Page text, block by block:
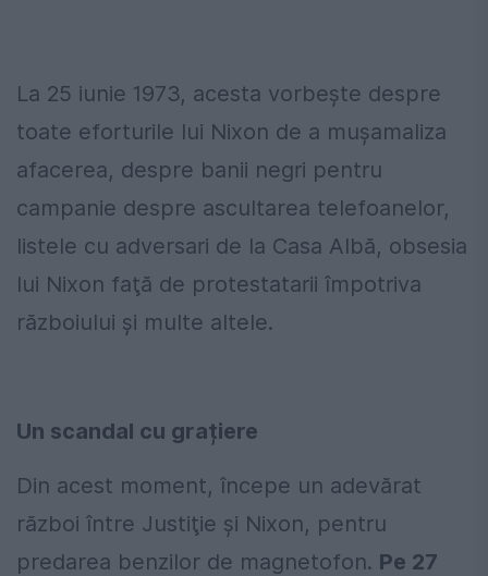
La 25 iunie 1973, acesta vorbește despre
toate eforturile lui Nixon de a mușamaliza
afacerea, despre banii negri pentru
campanie despre ascultarea telefoanelor,
listele cu adversari de la Casa Albă, obsesia
lui Nixon faţă de protestatarii împotriva
războiului și multe altele.
Un scandal cu grațiere
Din acest moment, începe un adevărat
război între Justiţie şi Nixon, pentru
predarea benzilor de magnetofon. Pe 27